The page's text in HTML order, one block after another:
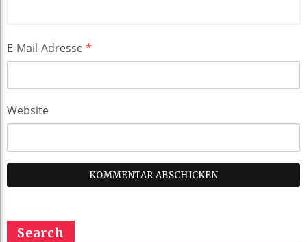
E-Mail-Adresse*
Website
Search